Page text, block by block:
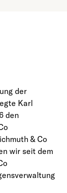
der
Karl
den
& Co
wir seit dem